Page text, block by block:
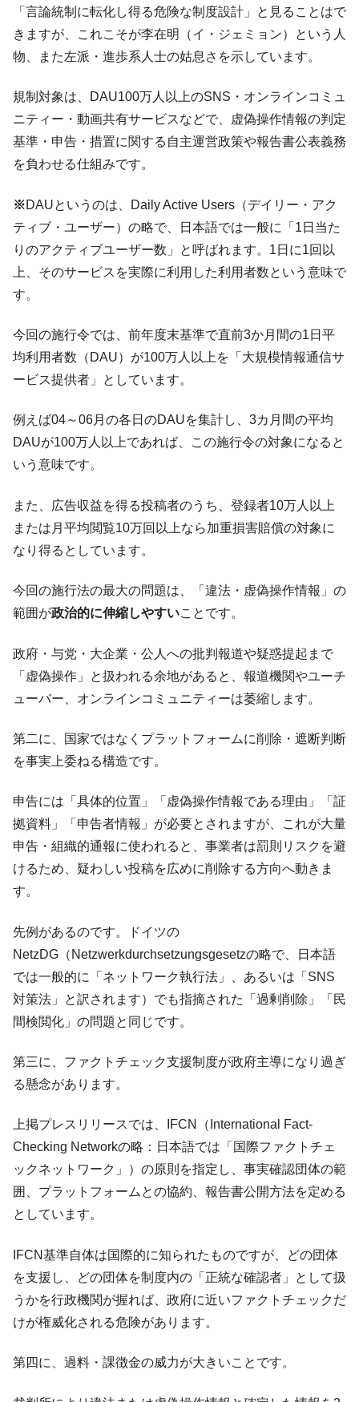
「言論統制に転化し得る危険な制度設計」と見ることはで
きますが、これこそが李在明（イ・ジェミョン）という人
物、また左派・進歩系人士の姑息さを示しています。
規制対象は、DAU100万人以上のSNS・オンラインコミュ
ニティー・動画共有サービスなどで、虚偽操作情報の判定
基準・申告・措置に関する自主運営政策や報告書公表義務
を負わせる仕組みです。
※DAUというのは、Daily Active Users（デイリー・アク
ティブ・ユーザー）の略で、日本語では一般に「1日当た
りのアクティブユーザー数」と呼ばれます。1日に1回以
上、そのサービスを実際に利用した利用者数という意味で
す。
今回の施行令では、前年度末基準で直前3か月間の1日平
均利用者数（DAU）が100万人以上を「大規模情報通信サ
ービス提供者」としています。
例えば04～06月の各日のDAUを集計し、3カ月間の平均
DAUが100万人以上であれば、この施行令の対象になると
いう意味です。
また、広告収益を得る投稿者のうち、登録者10万人以上
または月平均閲覧10万回以上なら加重損害賠償の対象に
なり得るとしています。
今回の施行法の最大の問題は、「違法・虚偽操作情報」の
範囲が政治的に伸縮しやすいことです。
政府・与党・大企業・公人への批判報道や疑惑提起まで
「虚偽操作」と扱われる余地があると、報道機関やユーチ
ューバー、オンラインコミュニティーは萎縮します。
第二に、国家ではなくプラットフォームに削除・遮断判断
を事実上委ねる構造です。
申告には「具体的位置」「虚偽操作情報である理由」「証
拠資料」「申告者情報」が必要とされますが、これが大量
申告・組織的通報に使われると、事業者は罰則リスクを避
けるため、疑わしい投稿を広めに削除する方向へ動きま
す。
先例があるのです。ドイツの
NetzDG（Netzwerkdurchsetzungsgesetzの略で、日本語
では一般的に「ネットワーク執行法」、あるいは「SNS
対策法」と訳されます）でも指摘された「過剰削除」「民
間検閲化」の問題と同じです。
第三に、ファクトチェック支援制度が政府主導になり過ぎ
る懸念があります。
上掲プレスリリースでは、IFCN（International Fact-
Checking Networkの略：日本語では「国際ファクトチェ
ックネットワーク」）の原則を指定し、事実確認団体の範
囲、プラットフォームとの協約、報告書公開方法を定める
としています。
IFCN基準自体は国際的に知られたものですが、どの団体
を支援し、どの団体を制度内の「正統な確認者」として扱
うかを行政機関が握れば、政府に近いファクトチェックだ
けが権威化される危険があります。
第四に、過料・課徴金の威力が大きいことです。